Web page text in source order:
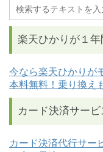
楽天ひかりが１年
今なら楽天ひかりが
本料無料！乗り換え
カード決済サービ
カード決済代行サー